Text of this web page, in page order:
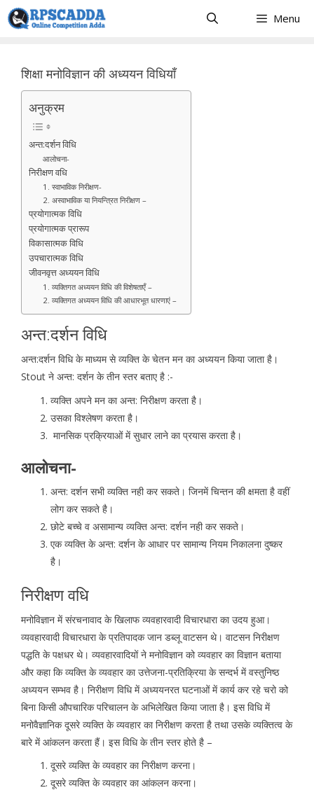
Skip
to
Menu
शिक्षा मनोविज्ञान की अध्ययन विधियाँ
अनुक्रम
अन्त:दर्शन विधि
आलोचना-
निरीक्षण वधि
1. स्वाभाविक निरीक्षण-
2. अस्वाभाविक या नियन्त्रित निरीक्षण –
प्रयोगात्मक विधि
प्रयोगात्मक प्रारूप
विकासात्मक विधि
उपचारात्मक विधि
जीवनवृत्त अध्ययन विधि
1. व्यक्तिगत अध्ययन विधि की विशेषताएँ –
2. व्यक्तिगत अध्ययन विधि की आधारभूत धारणाएं –
अन्त:दर्शन विधि
अन्त:दर्शन विधि के माध्यम से व्यक्ति के चेतन मन का अध्ययन किया जाता है।
Stout ने अन्त: दर्शन के तीन स्तर बताए है :-
व्यक्ति अपने मन का अन्त: निरीक्षण करता है।
उसका विश्लेषण करता है।
मानसिक प्रक्रियाओं में सुधार लाने का प्रयास करता है।
आलोचना-
अन्त: दर्शन सभी व्यक्ति नही कर सकते। जिनमें चिन्तन की क्षमता है वहीं
लोग कर सकते है।
छोटे बच्चे व असामान्य व्यक्ति अन्त: दर्शन नही कर सकते।
एक व्यक्ति के अन्त: दर्शन के आधार पर सामान्य नियम निकालना दुष्कर
है।
निरीक्षण वधि
मनोविज्ञान में संरचनावाद के खिलाफ व्यवहारवादी विचारधारा का उदय हुआ।
व्यवहारवादी विचारधारा के प्रतिपादक जान डब्लू वाटसन थे। वाटसन निरीक्षण
पद्धति के पक्षधर थे। व्यवहारवादियों ने मनोविज्ञान को व्यवहार का विज्ञान बताया
और कहा कि व्यक्ति के व्यवहार का उत्तेजना-प्रतिक्रिया के सन्दर्भ में वस्तुनिष्ठ
अध्ययन सम्भव है। निरीक्षण विधि में अध्ययनरत घटनाओं में कार्य कर रहे चरो को
बिना किसी औपचारिक परिचालन के अभिलेखित किया जाता है। इस विधि में
मनोवैज्ञानिक दूसरे व्यक्ति के व्यवहार का निरीक्षण करता है तथा उसके व्यक्तित्व के
बारे में आंकलन करता हैं। इस विधि के तीन स्तर होते है –
दूसरे व्यक्ति के व्यवहार का निरीक्षण करना।
दूसरे व्यक्ति के व्यवहार का आंकलन करना।